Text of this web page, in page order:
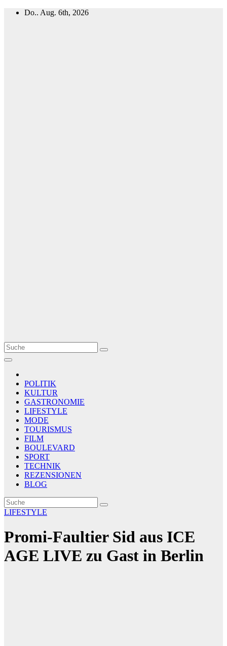
Zum
Do.. Aug. 6th, 2026
Le Matin
AGENCE DE PRESSE
POLITIK
KULTUR
GASTRONOMIE
LIFESTYLE
MODE
TOURISMUS
FILM
BOULEVARD
SPORT
TECHNIK
REZENSIONEN
BLOG
LIFESTYLE
Promi-Faultier Sid aus ICE
AGE LIVE zu Gast in Berlin